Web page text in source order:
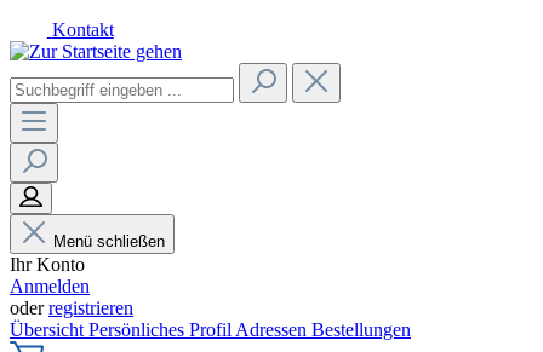
Kontakt
Menü schließen
Ihr Konto
Anmelden
oderregistrieren
Übersicht Persönliches Profil Adressen Bestellungen